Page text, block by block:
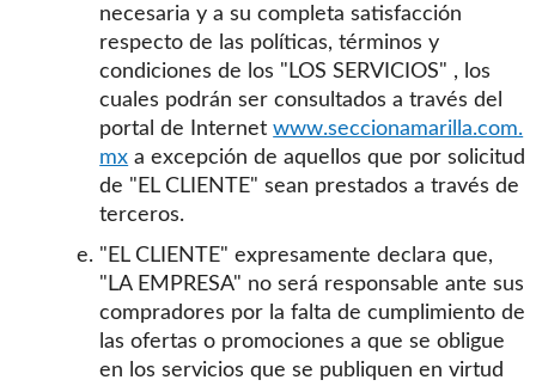
necesaria y a su completa satisfacción
respecto de las políticas, términos y
condiciones de los "LOS SERVICIOS" , los
cuales podrán ser consultados a través del
portal de Internetwww.seccionamarilla.com.
mx a excepción de aquellos que por solicitud
de "EL CLIENTE" sean prestados a través de
terceros.
"EL CLIENTE" expresamente declara que,
"LA EMPRESA" no será responsable ante sus
compradores por la falta de cumplimiento de
las ofertas o promociones a que se obligue
en los servicios que se publiquen en virtud